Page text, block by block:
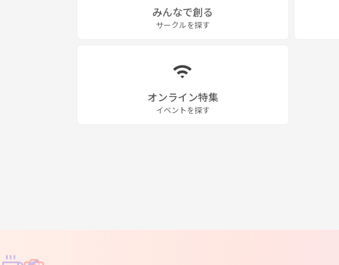
みんなで創る
サークルを探す
オンライン特集
イベントを探す